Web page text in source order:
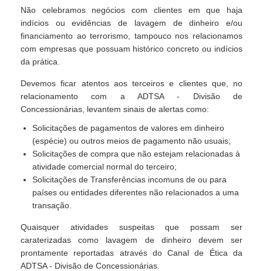
Não celebramos negócios com clientes em que haja
indícios ou evidências de lavagem de dinheiro e/ou
financiamento ao terrorismo, tampouco nos relacionamos
com empresas que possuam histórico concreto ou indícios
da prática.
Devemos ficar atentos aos terceiros e clientes que, no
relacionamento com a ADTSA - Divisão de
Concessionárias, levantem sinais de alertas como:
Solicitações de pagamentos de valores em dinheiro
(espécie) ou outros meios de pagamento não usuais;
Solicitações de compra que não estejam relacionadas à
atividade comercial normal do terceiro;
Solicitações de Transferências incomuns de ou para
países ou entidades diferentes não relacionados a uma
transação.
Quaisquer atividades suspeitas que possam ser
caraterizadas como lavagem de dinheiro devem ser
prontamente reportadas através do Canal de Ética da
ADTSA - Divisão de Concessionárias.